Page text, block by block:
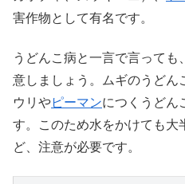
害作物として有名です。
うどんこ病と一言で言って
意しましょう。ムギのうどん
ウリやピーマンにつくうどん
す。このため水をかけても大
ど、注意が必要です。